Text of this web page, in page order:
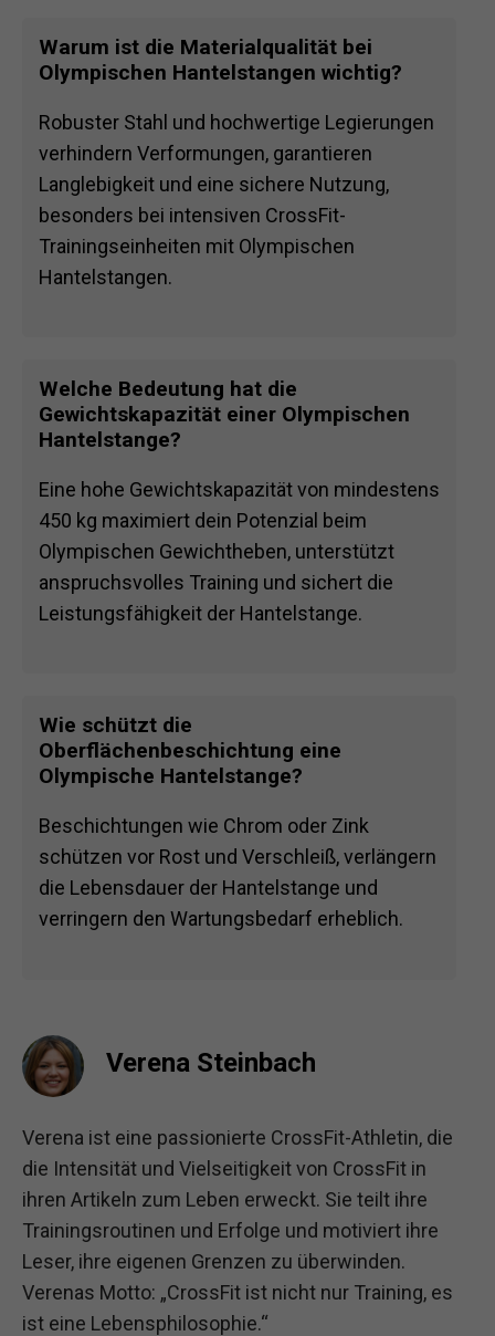
Warum ist die Materialqualität bei
Olympischen Hantelstangen wichtig?
Robuster Stahl und hochwertige Legierungen
verhindern Verformungen, garantieren
Langlebigkeit und eine sichere Nutzung,
besonders bei intensiven CrossFit-
Trainingseinheiten mit Olympischen
Hantelstangen.
Welche Bedeutung hat die
Gewichtskapazität einer Olympischen
Hantelstange?
Eine hohe Gewichtskapazität von mindestens
450 kg maximiert dein Potenzial beim
Olympischen Gewichtheben, unterstützt
anspruchsvolles Training und sichert die
Leistungsfähigkeit der Hantelstange.
Wie schützt die
Oberflächenbeschichtung eine
Olympische Hantelstange?
Beschichtungen wie Chrom oder Zink
schützen vor Rost und Verschleiß, verlängern
die Lebensdauer der Hantelstange und
verringern den Wartungsbedarf erheblich.
Verena Steinbach
Verena ist eine passionierte CrossFit-Athletin, die
die Intensität und Vielseitigkeit von CrossFit in
ihren Artikeln zum Leben erweckt. Sie teilt ihre
Trainingsroutinen und Erfolge und motiviert ihre
Leser, ihre eigenen Grenzen zu überwinden.
Verenas Motto: „CrossFit ist nicht nur Training, es
ist eine Lebensphilosophie.“